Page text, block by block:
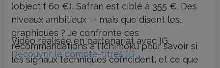
(objectif 60 €), Safran est ciblé à 355 €. Des
niveaux ambitieux — mais que disent les
graphiques ? Je confronte ces
recommandations à l'Ichimoku pour savoir si
les signaux techniques coïncident, et ce que
Vidéo réalisée en partenariat avec IG.
Découvrir le compte-titres IG